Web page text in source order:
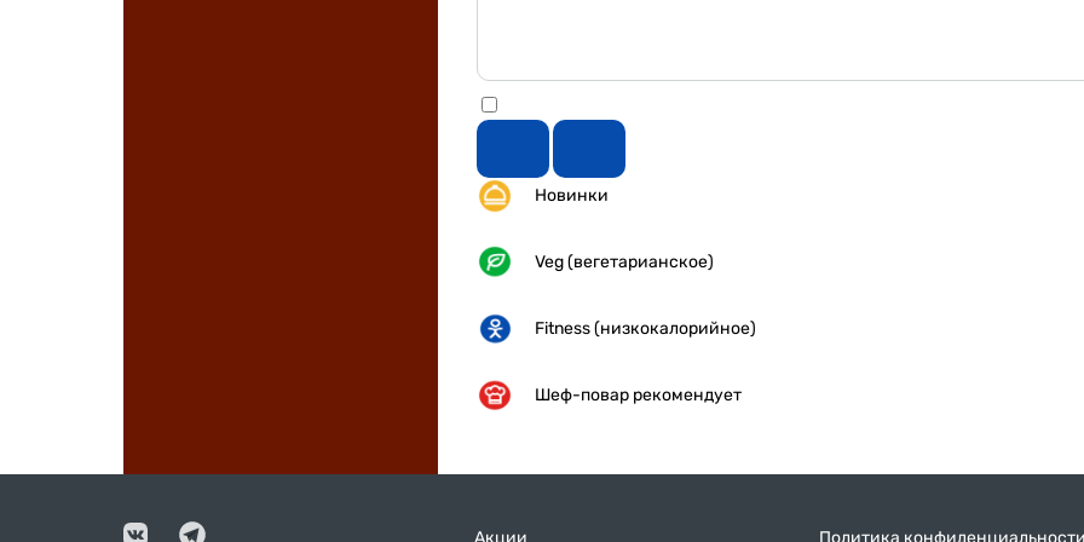
Новинки
Veg (вегетарианское)
Fitness (низкокалорийное)
Шеф-повар рекомендует
Акции Политика